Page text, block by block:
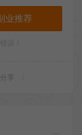
业推荐
享